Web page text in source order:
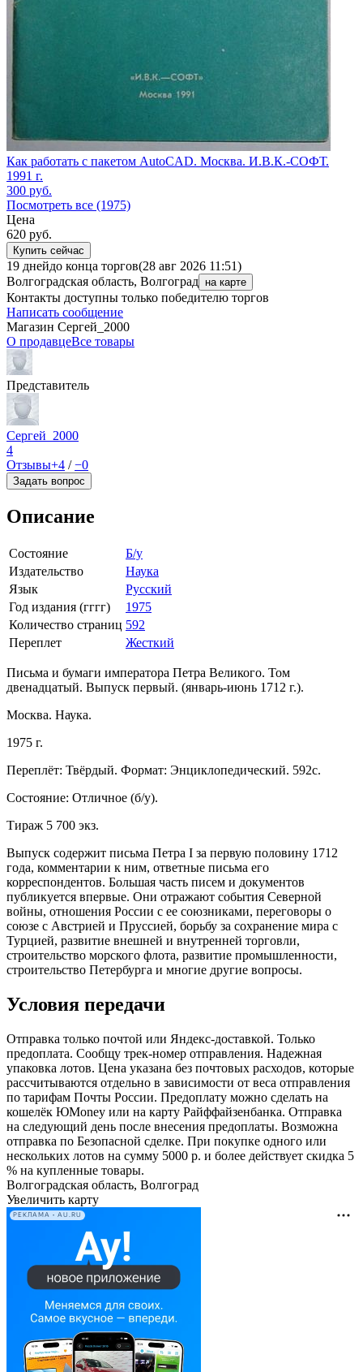
Как работать с пакетом AutoCAD. Москва. И.В.К.-СОФТ.
1991 г.
300 руб.
Посмотреть все (1975)
Цена
620 руб.
Купить сейчас
19 днейдо конца торгов(28 авг 2026 11:51)
Волгоградская область, Волгоград на карте
Контакты доступны только победителю торгов
Написать сообщение
Магазин Сергей_2000
О продавцеВсе товары
Представитель
Сергей_2000
4
Отзывы+4 /−0
Задать вопрос
Описание
Состояние
Б/у
Издательство
Наука
Язык
Русский
Год издания (гггг)
1975
Количество страниц 592
Переплет
Жесткий
Письма и бумаги императора Петра Великого. Том
двенадцатый. Выпуск первый. (январь-июнь 1712 г.).
Москва. Наука.
1975 г.
Переплёт: Твёрдый. Формат: Энциклопедический. 592с.
Состояние: Отличное (б/у).
Тираж 5 700 экз.
Выпуск содержит письма Петра I за первую половину 1712
года, комментарии к ним, ответные письма его
корреспондентов. Большая часть писем и документов
публикуется впервые. Они отражают события Северной
войны, отношения России с ее союзниками, переговоры о
союзе с Австрией и Пруссией, борьбу за сохранение мира с
Турцией, развитие внешней и внутренней торговли,
строительство морского флота, развитие промышленности,
строительство Петербурга и многие другие вопросы.
Условия передачи
Отправка только почтой или Яндекс-доставкой. Только
предоплата. Сообщу трек-номер отправления. Надежная
упаковка лотов. Цена указана без почтовых расходов, которые
рассчитываются отдельно в зависимости от веса отправления
по тарифам Почты России. Предоплату можно сделать на
кошелёк ЮMoney или на карту Райффайзенбанка. Отправка
на следующий день после внесения предоплаты. Возможна
отправка по Безопасной сделке. При покупке одного или
нескольких лотов на сумму 5000 р. и более действует скидка 5
% на купленные товары.
Волгоградская область, Волгоград
Увеличить карту
РЕКЛАМА • AU.RU